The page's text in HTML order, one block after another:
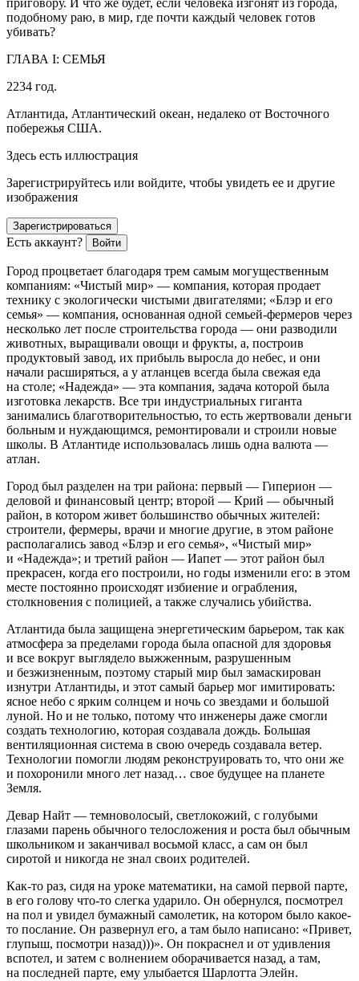
приговору. И что же будет, если человека изгонят из города,
подобному раю, в мир, где почти каждый человек готов
убивать?
ГЛАВА I: СЕМЬЯ
2234 год.
Атлантида, Атлантический океан, недалеко от Восточного
побережья США.
Здесь есть иллюстрация
Зарегистрируйтесь или войдите, чтобы увидеть ее и другие
изображения
Зарегистрироваться
Есть аккаунт? Войти
Город процветает благодаря трем самым могущественным
компаниям: «Чистый мир» — компания, которая продает
технику с экологически чистыми двигателями; «Блэр и его
семья» — компания, основанная одной семьей-фермеров через
несколько лет после строительства города — они разводили
животных, выращивали овощи и фрукты, а, построив
продуктовый завод, их прибыль выросла до небес, и они
начали расширяться, а у атланцев всегда была свежая еда
на столе; «Надежда» — эта компания, задача которой была
изготовка лекарств. Все три индустриальных гиганта
занимались благотворительностью, то есть жертвовали деньги
больным и нуждающимся, ремонтировали и строили новые
школы. В Атлантиде использовалась лишь одна валюта —
атлан.
Город был разделен на три района: первый — Гиперион —
деловой и финансовый центр; второй — Крий — обычный
район, в котором живет большинство обычных жителей:
строители, фермеры, врачи и многие другие, в этом районе
располагались завод «Блэр и его семья», «Чистый мир»
и «Надежда»; и третий район — Иапет — этот район был
прекрасен, когда его построили, но годы изменили его: в этом
месте постоянно происходят избиение и ограбления,
столкновения с полицией, а также случались убийства.
Атлантида была защищена энергетическим барьером, так как
атмосфера за пределами города была опасной для здоровья
и все вокруг выглядело выжженным, разрушенным
и безжизненным, поэтому старый мир был замаскирован
изнутри Атлантиды, и этот самый барьер мог имитировать:
ясное небо с ярким солнцем и ночь со звездами и большой
луной. Но и не только, потому что инженеры даже смогли
создать технологию, которая создавала дождь. Большая
вентиляционная система в свою очередь создавала ветер.
Технологии помогли людям реконструировать то, что они же
и похоронили много лет назад… свое будущее на планете
Земля.
Девар Найт — темноволосый, светлокожий, с голубыми
глазами парень обычного телосложения и роста был обычным
школьником и заканчивал восьмой класс, а сам он был
сиротой и никогда не знал своих родителей.
Как-то раз, сидя на уроке математики, на самой первой парте,
в его голову что-то слегка ударило. Он обернулся, посмотрел
на пол и увидел бумажный самолетик, на котором было какое-
то послание. Он развернул его, а там было написано: «Привет,
глупыш, посмотри назад)))». Он покраснел и от удивления
вспотел, и затем с волнением оборачивается назад, а там,
на последней парте, ему улыбается Шарлотта Элейн.